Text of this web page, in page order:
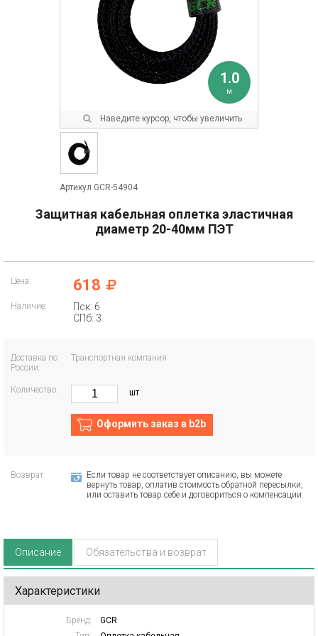
1.0
м
Наведите курсор, чтобы увеличить
Артикул GCR-54904
Защитная кабельная оплетка эластичная
диаметр 20-40мм ПЭТ
Цена: 618
Наличие:
Пск: 6
СПб: 3
Доставка по
России:
Транспортная компания
Количество: шт
Оформить заказ в b2b
Возврат:
Если товар не соответствует описанию, вы можете
вернуть товар, оплатив стоимость обратной пересылки,
или оставить товар себе и договориться о компенсации.
Описание Обязательства и возврат
Характеристики
Бренд:
GCR